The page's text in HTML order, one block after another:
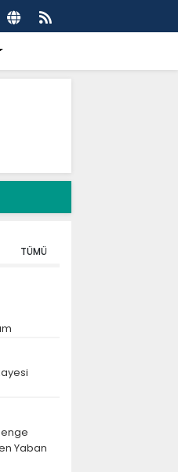
TÜMÜ
Yaban